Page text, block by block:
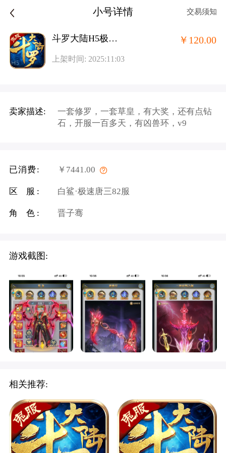
小号详情 交易须知
斗罗大陆H5极速鬼服
上架时间: 2025:11:03
￥120.00
卖家描述:
一套修罗，一套草皇，有大奖，还有点钻
石，开服一百多天，有凶兽环，v9
已消费: ￥7441.00
区 服: 白鲨·极速唐三82服
角 色: 晋子骞
游戏截图:
相关推荐: